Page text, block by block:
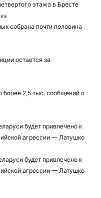
этажа в Бресте
собрана почти половина
остается за
2,5 тыс. сообщений о
будет привлечено к
агрессии — Латушко
будет привлечено к
агрессии — Латушко